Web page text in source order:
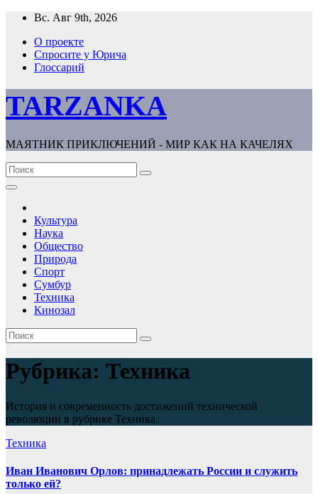
Перейти
содержимому
Вс. Авг 9th, 2026
О проекте
Спросите у Юрича
Глоссарий
TARZANKA
МАЯТНИК ПРИКЛЮЧЕНИЙ - МИР КАК НА КАЧЕЛЯХ
Культура
Наука
Общество
Природа
Спорт
Сумбур
Техника
Кинозал
Рубрика: Техника
История и современность достижений технической
революции в рубрике Техника.
Техника
Иван Иванович Орлов: принадлежать России и служить
только ей?